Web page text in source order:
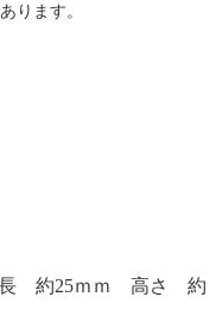
ります。
約25ｍｍ 高さ 約